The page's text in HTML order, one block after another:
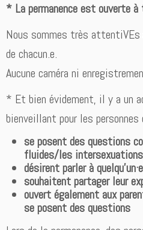
* La permanence est ouverte
Nous sommes très attentiVEs
de chacun.e.
Aucune caméra ni
* Et bien évidement, il y a un
bienveillant pour les personnes
se posent des questions
fluides/les intersexuations
désirent parler à
souhaitent partager leur
ouvert également aux
se posent des questions